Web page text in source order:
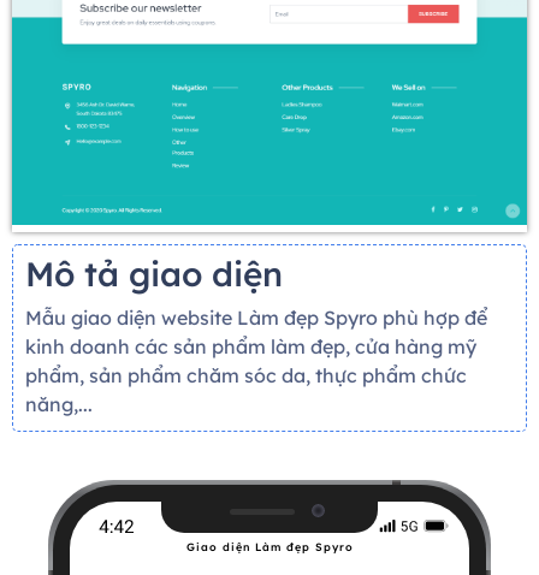
Mô tả giao diện
Mẫu giao diện website Làm đẹp Spyro phù hợp để
kinh doanh các sản phẩm làm đẹp, cửa hàng mỹ
phẩm, sản phẩm chăm sóc da, thực phẩm chức
năng,...
Giao diện Làm đẹp Spyro